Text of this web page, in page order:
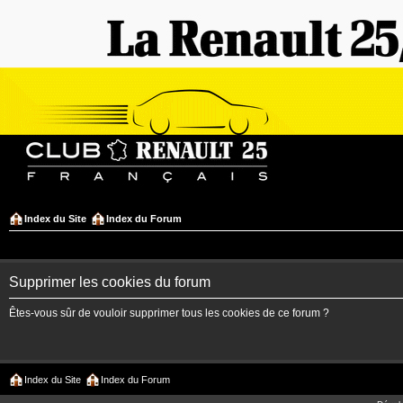
Index du Site Index du Forum
Supprimer les cookies du forum
Êtes-vous sûr de vouloir supprimer tous les cookies de ce forum ?
Index du Site Index du Forum